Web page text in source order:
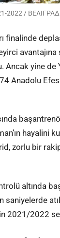
2022 /
finalinde
Ancak yine
74 Anadolu
hayalini
zorlu bir
altında
2021/2022